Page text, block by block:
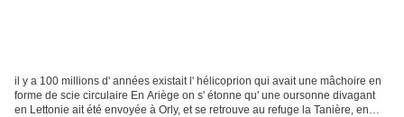
il y a 100 millions d' années existait l' hélicoprion qui avait une mâchoire en
forme de scie circulaire En Ariège on s' étonne qu' une oursonne divagant
en Lettonie ait été envoyée à Orly, et se retrouve au refuge la Tanière, en